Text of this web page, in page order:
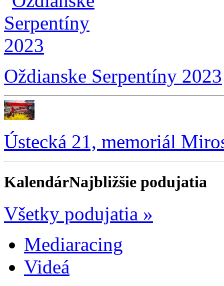
Oždianske Serpentíny 2023
Ústecká 21, memoriál
KalendárNajbližšie podujatia
Všetky podujatia »
Mediaracing
Videá